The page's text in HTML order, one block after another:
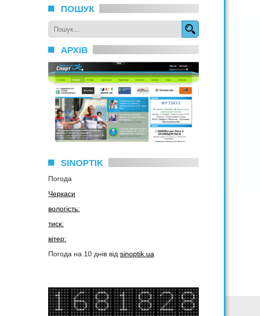
ПОШУК
АРХІВ
SINOPTIK
Погода
Черкаси
вологість:
тиск:
вітер:
Погода на 10 днів від sinoptik.ua